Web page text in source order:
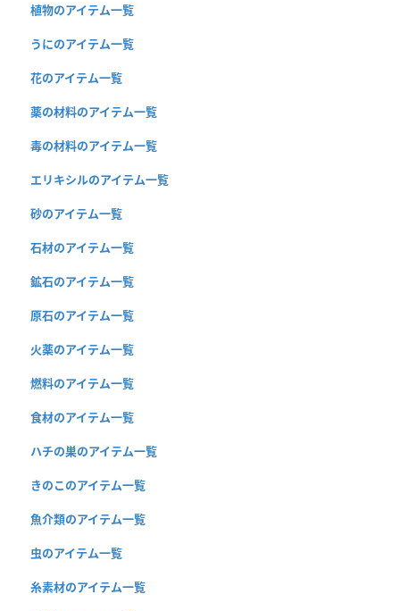
植物のアイテム一覧
うにのアイテム一覧
花のアイテム一覧
薬の材料のアイテム一覧
毒の材料のアイテム一覧
エリキシルのアイテム一覧
砂のアイテム一覧
石材のアイテム一覧
鉱石のアイテム一覧
原石のアイテム一覧
火薬のアイテム一覧
燃料のアイテム一覧
食材のアイテム一覧
ハチの巣のアイテム一覧
きのこのアイテム一覧
魚介類のアイテム一覧
虫のアイテム一覧
糸素材のアイテム一覧